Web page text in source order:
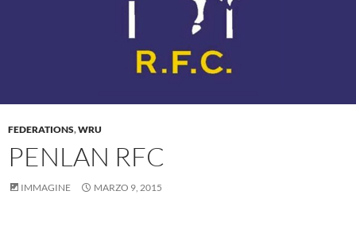
FEDERATIONS,WRU
PENLAN RFC
IMMAGINE MARZO 9, 2015